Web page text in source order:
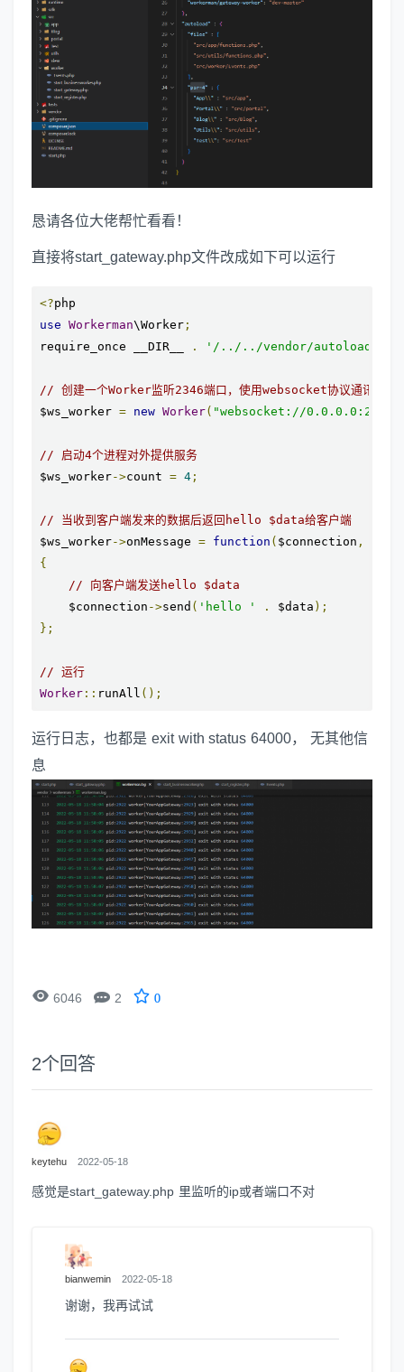
恳请各位大佬帮忙看看！
直接将start_gateway.php文件改成如下可以运行
<?
use Workerman\Worker ;
require_once __DIR__
. '/../../vendor/
// 创建一个Worker监听2346端口，使用websocket协议通讯
$ws_worker = new Worker( "websocket://0.0.0.0:2346"
// 启动4个进程对外提供服务
$ws_worker->count = 4 ;
// 当收到客户端发来的数据后返回hello $data给客户端
$ws_worker->onMessage = function ( $connection ,
{
// 向客户端发送hello $data
    $connection
->send ( 'hello ' . $data );
};
// 运行
Worker :: runAll ();
运行日志，也都是 exit with status 64000， 无其他信
息
 6046  2 0
2个回答
keytehu 2022-05-18
感觉是start_gateway.php 里监听的ip或者端口不对
bianwemin 2022-05-18
谢谢，我再试试